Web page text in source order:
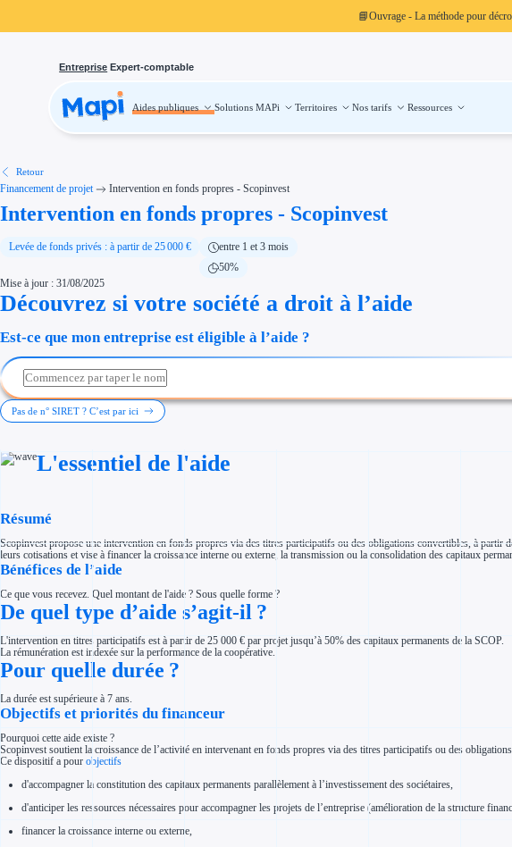
📘Ouvrage - La méthode pour
Entreprise Expert-comptable
Aides publiques Solutions MAPi Territoires Nos tarifs Ressources
Aides publiques
Investissement
Thématiques
Financement innovation
Transition écologique
Développement international
Économies d'énergie et d'eau
Aides RSE entreprise
Étapes de vie
Cession d'entreprise
Entreprise en difficulté
Type de financements
Aides sans remboursement
Subventions
Investir dans une entreprise
Aides Urssaf
Prêts publics
Par financeur
Aides par organisme financeur
Tous les financeurs
Solutions MAPi
Simulateur d'éligibilité
Trouvez des idées de dépenses éligibles
Quelles aides pour votre secteur ?
Ouvrage
Territoires
Aides Région Bourgogne-Franche-Comté
Aides Région Corse
Régions de I à P
Aides Région Normandie
Aides Région Occitanie
Retour
Financement de projet Intervention en fonds propres - Scopinvest
Intervention en fonds propres - Scopinvest
Levée de fonds privés : à partir de 25 000 €
entre 1 et 3 mois
50%
Mise à jour : 31/08/2025
Découvrez si votre société a droit à l’aide
Est-ce que mon entreprise est éligible à l’aide ?
Pas de n° SIRET ? C’est par ici
L'essentiel de l'aide
Résumé
Scopinvest propose une intervention en fonds propres via des titres participatifs ou des obligations convertibles, à partir
leurs cotisations et vise à financer la croissance interne ou externe, la transmission ou la consolidation des capitaux
Bénéfices de l’aide
Ce que vous recevez. Quel montant de l'aide ? Sous quelle forme ?
De quel type d’aide s’agit-il ?
L'intervention en titres participatifs est à partir de 25 000 € par projet jusqu’à 50% des capitaux permanents de la SCOP.
La rémunération est indexée sur la performance de la coopérative.
Pour quelle durée ?
La durée est supérieure à 7 ans.
Objectifs et priorités du financeur
Pourquoi cette aide existe ?
Scopinvest soutient la croissance de l’activité en intervenant en fonds propres via des titres participatifs ou des
Ce dispositif a pour objectifs
d'accompagner la constitution des capitaux permanents parallèlement à l’investissement des sociétaires,
d'anticiper les ressources nécessaires pour accompagner les projets de l’entreprise (amélioration de la structure
financer la croissance interne ou externe,